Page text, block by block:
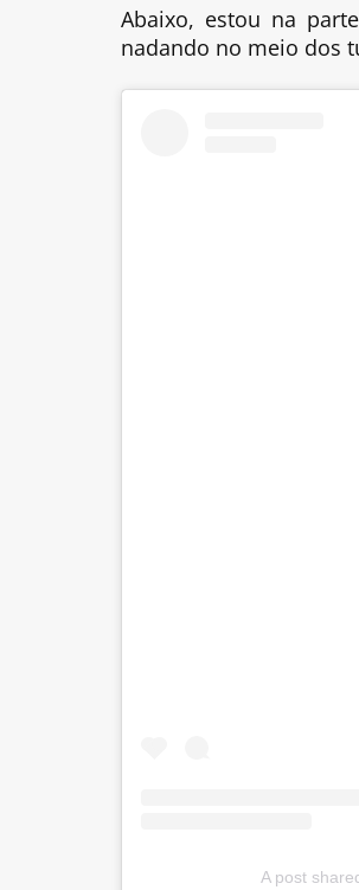
Abaixo, estou na
nadando no meio dos
A post